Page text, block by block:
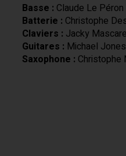
Basse : Claude Le Péron
Batterie : Christophe
Claviers : Jacky
Guitares : Michael Jones
Saxophone : Christophe